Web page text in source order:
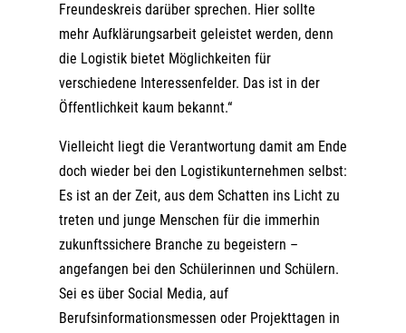
Freundeskreis darüber sprechen. Hier sollte
mehr Aufklärungsarbeit geleistet werden, denn
die Logistik bietet Möglichkeiten für
verschiedene Interessenfelder. Das ist in der
Öffentlichkeit kaum bekannt.“
Vielleicht liegt die Verantwortung damit am Ende
doch wieder bei den Logistikunternehmen selbst:
Es ist an der Zeit, aus dem Schatten ins Licht zu
treten und junge Menschen für die immerhin
zukunftssichere Branche zu begeistern –
angefangen bei den Schülerinnen und Schülern.
Sei es über Social Media, auf
Berufsinformationsmessen oder Projekttagen in